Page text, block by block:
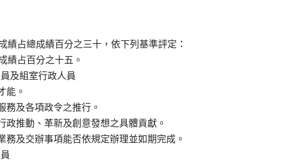
績占總成績百分之三十，依下列基準評定：
績占百分之十五。
人員及組室行政人員
才能。
民服務及各項政令之推行。
務行政推動、革新及創意發想之具體貢獻。
政業務及交辦事項能否依規定辦理並如期完成。
員